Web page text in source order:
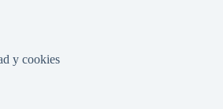
y cookies